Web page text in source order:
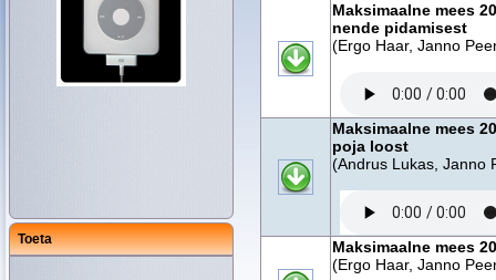
Toeta
Maksimaalne mees
nende pidamisest
(Ergo Haar, Janno
Maksimaalne mees
poja loost
(Andrus Lukas, Janno
Maksimaalne mees
(Ergo Haar, Janno